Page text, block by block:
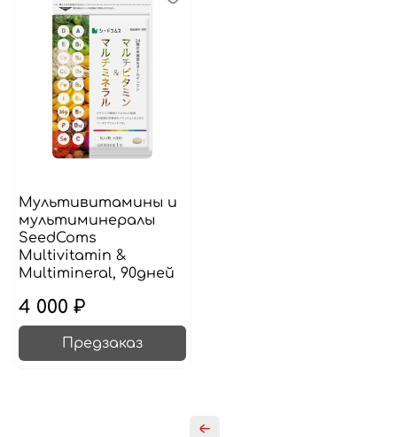
Мультивитамины и
мультиминералы
SeedComs
Multivitamin &
Multimineral, 90дней
4 000 ₽
Предзаказ